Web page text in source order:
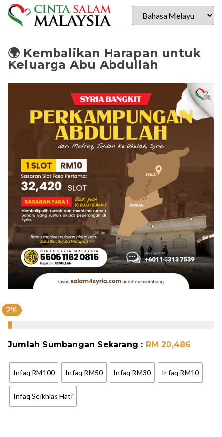
🌍 Kembalikan Harapan untuk
Keluarga Abu Abdullah
2%
Jumlah Sumbangan Sekarang : RM 20,486
Infaq RM100 Infaq RM50 Infaq RM30 Infaq RM10
Infaq Seikhlas Hati